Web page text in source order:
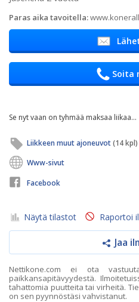
Paras aika tavoitella:
Soita
Se nyt vaan on tyhmää maksaa liikaa...
Liikkeen muut ajoneuvot(14 kpl)
Www-sivut
Facebook
Näytä tilastot Raportoi
Jaa
Nettikone.com ei ota
paikkansapitävyydestä.
tahattomia puutteita tai virheitä.
on sen pyynnöstäsi vahvistanut.